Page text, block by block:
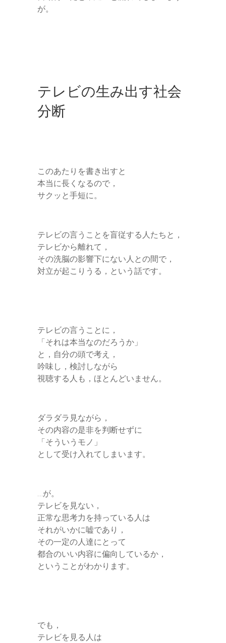
が。
テレビの生み出す社会
分断
このあたりを書き出すと
本当に長くなるので，
サクッと手短に。
テレビの言うことを盲従する人たちと，
テレビから離れて，
その洗脳の影響下にない人との間で，
対立が起こりうる，という話です。
テレビの言うことに，
「それは本当なのだろうか」
と，自分の頭で考え，
吟味し，検討しながら
視聴する人も，ほとんどいません。
ダラダラ見ながら，
その内容の是非を判断せずに
「そういうモノ」
として受け入れてしまいます。
…が。
テレビを見ない，
正常な思考力を持っている人は
それがいかに嘘であり，
その一定の人達にとって
都合のいい内容に偏向しているか，
ということがわかります。
でも，
テレビを見る人は